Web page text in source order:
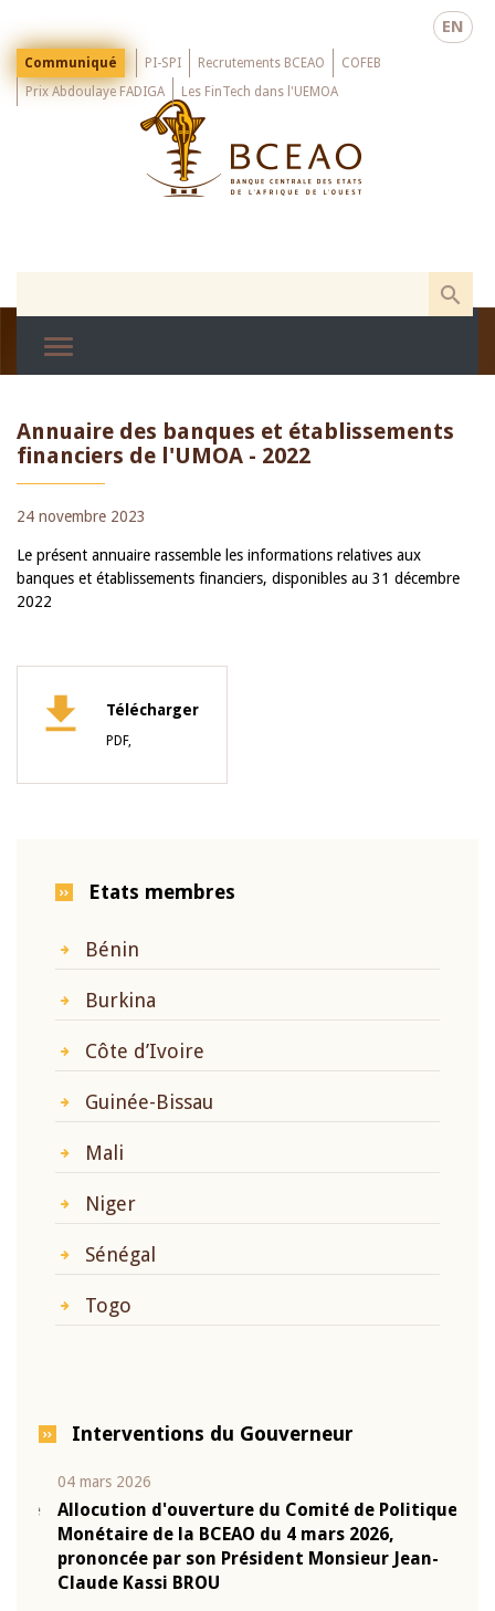
main
EN
Menu
Top
Communiqué PI-SPI Recrutements BCEAO
COFEB
Prix Abdoulaye FADIGA
Les FinTech dans l'UEMOA
Annuaire des banques et établissements
financiers de l'UMOA - 2022
24 novembre 2023
Le présent annuaire rassemble les informations relatives aux
banques et établissements financiers, disponibles au 31 décembre
2022
Télécharger
PDF,
Etats membres
Bénin
Burkina
Côte d’Ivoire
Guinée-Bissau
Mali
Niger
Sénégal
Togo
Interventions du Gouverneur
04 mars 2026
Allocution d'ouverture du Comité de Politique
Monétaire de la BCEAO du 4 mars 2026,
prononcée par son Président Monsieur Jean-
Claude Kassi BROU